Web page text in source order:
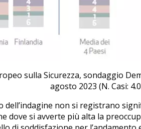
sulla Sicurezza, sondaggio
agosto 2023 (N. Casi:
non si registrano
dove si avverte più alta la